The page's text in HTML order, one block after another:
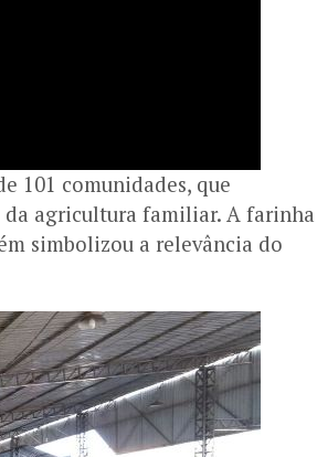
101 comunidades, que
da agricultura familiar. A farinha
simbolizou a relevância do